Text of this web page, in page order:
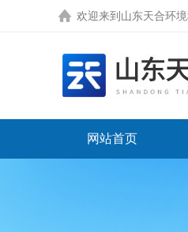
欢迎来到 山东天合环
网站首页